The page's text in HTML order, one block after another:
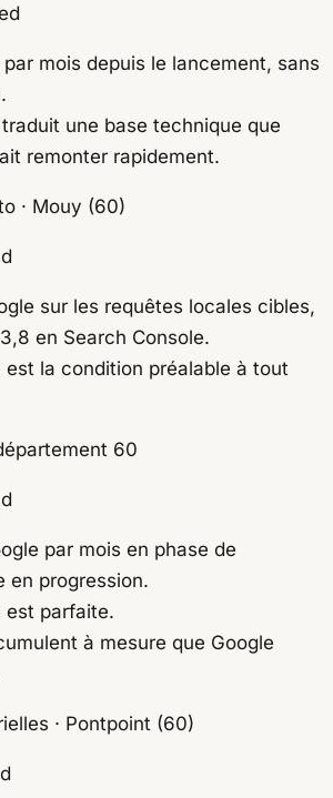
mois depuis le lancement, sans
une base technique que
remonter rapidement.
· Mouy (60)
sur les requêtes locales cibles,
en Search Console.
est la condition préalable à tout
60
par mois en phase de
en progression.
est parfaite.
à mesure que Google
· Pontpoint (60)